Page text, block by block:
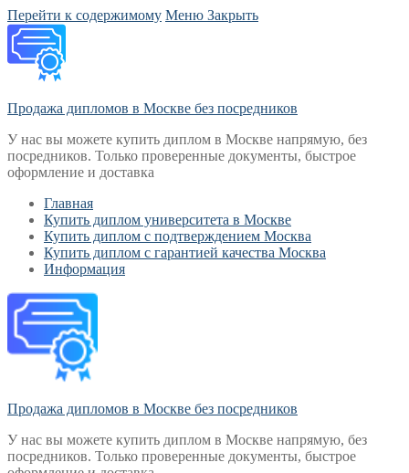
Перейти к содержимому Меню Закрыть
Продажа дипломов в Москве без посредников
У нас вы можете купить диплом в Москве напрямую, без
посредников. Только проверенные документы, быстрое
оформление и доставка
Главная
Купить диплом университета в Москве
Купить диплом с подтверждением Москва
Купить диплом с гарантией качества Москва
Информация
Продажа дипломов в Москве без посредников
У нас вы можете купить диплом в Москве напрямую, без
посредников. Только проверенные документы, быстрое